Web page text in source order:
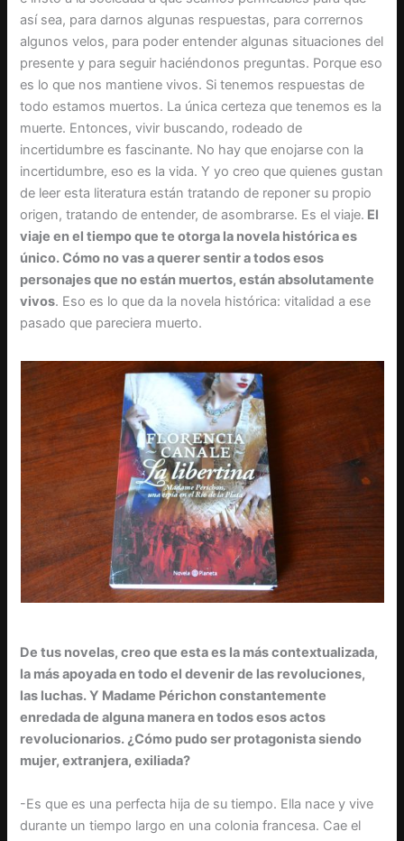
así sea, para darnos algunas respuestas, para corrernos
algunos velos, para poder entender algunas situaciones del
presente y para seguir haciéndonos preguntas. Porque eso
es lo que nos mantiene vivos. Si tenemos respuestas de
todo estamos muertos. La única certeza que tenemos es la
muerte. Entonces, vivir buscando, rodeado de
incertidumbre es fascinante. No hay que enojarse con la
incertidumbre, eso es la vida. Y yo creo que quienes gustan
de leer esta literatura están tratando de reponer su propio
origen, tratando de entender, de asombrarse. Es el viaje. El
viaje en el tiempo que te otorga la novela histórica es
único. Cómo no vas a querer sentir a todos esos
personajes que no están muertos, están absolutamente
vivos. Eso es lo que da la novela histórica: vitalidad a ese
pasado que pareciera muerto.
De tus novelas, creo que esta es la más contextualizada,
la más apoyada en todo el devenir de las revoluciones,
las luchas. Y Madame Périchon constantemente
enredada de alguna manera en todos esos actos
revolucionarios. ¿Cómo pudo ser protagonista siendo
mujer, extranjera, exiliada?
-Es que es una perfecta hija de su tiempo. Ella nace y vive
durante un tiempo largo en una colonia francesa. Cae el